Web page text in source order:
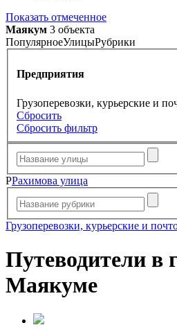
Показать отмеченное
Маякум 3 объекта
ПопулярноеУлицыРубрики
Предприятия
Грузоперевозки, курьерские и
Сбросить
Сбросить фильтр
РРахимова улица
Грузоперевозки, курьерские и
Путеводители в
Маякуме